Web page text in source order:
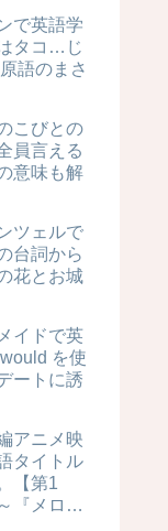
で英語学
タコ…じ
語のまさ
こびとの
員言える
意味も解
ツェルで
台詞から
花とお城
イドで英
を使
ートに誘
アニメ映
タイトル
【第1
『メロデ